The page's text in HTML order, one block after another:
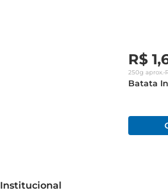
R$ 1,
250g aprox.•
Batata
Institucional